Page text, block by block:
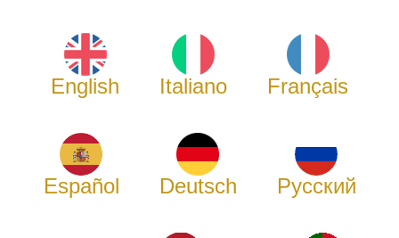
English Italiano Français
Español Deutsch Русский